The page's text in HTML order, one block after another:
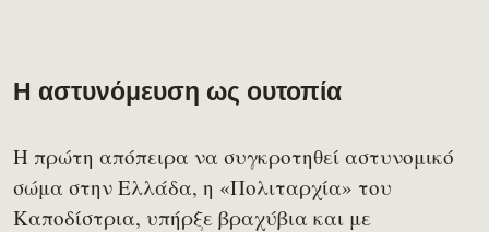
Η αστυνόμευση ως ουτοπία
Η πρώτη απόπειρα να συγκροτηθεί αστυνομικό
σώμα στην Ελλάδα, η «Πολιταρχία» του
Καποδίστρια, υπήρξε βραχύβια και με